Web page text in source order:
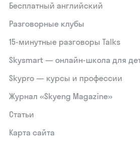
Бесплатный английский
Разговорные клубы
15‑минутные разговоры Talks
Skysmart — онлайн-школа для
Skypro — курсы и профессии
Журнал «Skyeng Magazine»
Статьи
Карта сайта